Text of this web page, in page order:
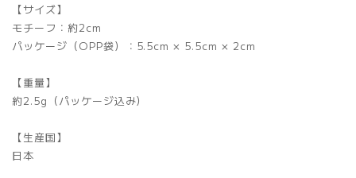
【サイズ】
モチーフ：約2cm
パッケージ（OPP袋）：5.5cm × 5.5cm × 2cm
【重量】
約2.5g（パッケージ込み）
【生産国】
日本